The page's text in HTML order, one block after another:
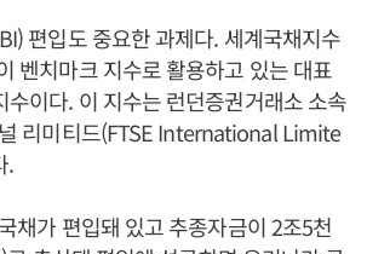
편입도 중요한 과제다. 세계국채지수
벤치마크 지수로 활용하고 있는 대표
수이다. 이 지수는 런던증권거래소 소속
리미티드(FTSE International Limite
.
채가 편입돼 있고 추종자금이 2조5천